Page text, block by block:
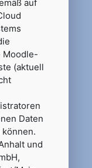
auf
Moodle-
(aktuell
Daten
und